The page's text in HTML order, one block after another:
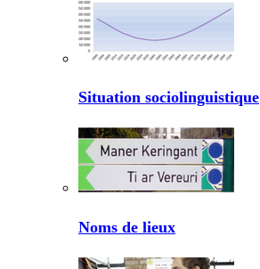
Situation sociolinguistique
Noms de lieux